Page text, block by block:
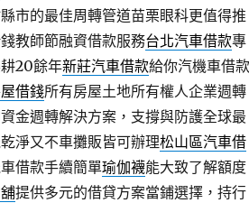
市的最佳周轉管道苗栗眼科更值得推
教師節融資借款服務台北汽車借款專
20餘年新莊汽車借款給你汽機車借款
借錢所有房屋土地所有權人企業週轉
金週轉解決方案，支撐與防護全球最
淨又不車攤販皆可辦理松山區汽車借
借款手續簡單瑜伽襪能大致了解額度
提供多元的借貸方案當鋪選擇，持行